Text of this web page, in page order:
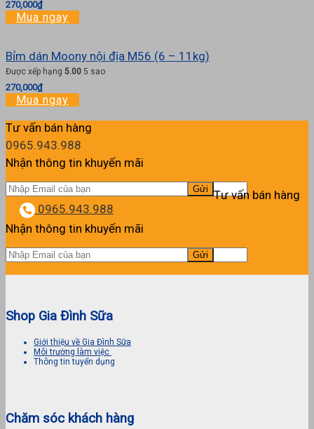
270,000₫
Mua ngay
Bỉm dán Moony nội địa M56 (6 – 11kg)
Được xếp hạng 5.00 5 sao
270,000₫
Mua ngay
Tư vấn bán hàng
0965.943.988
Nhận thông tin khuyến mãi
Tư vấn bán hàng
0965.943.988
Nhận thông tin khuyến mãi
Shop Gia Đình Sữa
Giới thiệu về Gia Đình Sữa
Môi trường làm việc
Thông tin tuyển dụng
Chăm sóc khách hàng